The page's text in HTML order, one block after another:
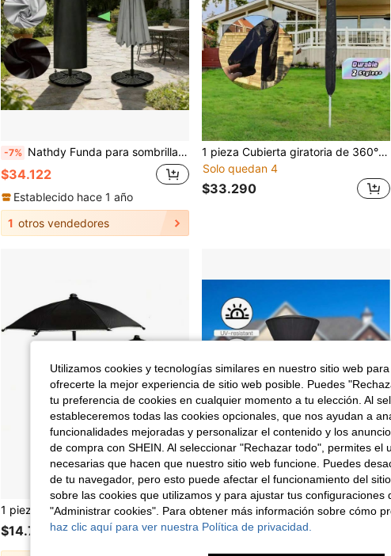
-7% Nathdy Funda para sombrilla de sol 210D negra impermeable con diseño de cremallera, a prueba de polvo, impermeable y resistente a los rayos UV, adecuada para 6 tamaños de sombrillas de sol para exteriores
$34.122
Establecido hace 1 año
1 otros vendedores
1 pieza Cubierta giratoria de 360° para tendedero impermeable - Protector de secadora con cremallera resistente a todas las condiciones climáticas y a los rayos UV, accesorio para tendedero y sombrilla de jardín
Solo quedan 4
$33.290
1 pieza Parasol plegable para teléfono + 1 pieza Clip - Un mini parasol que puede proteger tu teléfono de la luz solar y la lluvia durante actividades al aire libre, evitar el deslumbramiento y los reflejos al tomar fotos, fácil de usar sin suministro de energía
$14.790
-7%
Cubierta impermeable para calentador de patio de jardín, cubierta para calentador de terraza exterior, cubierta a prueba de polvo 210D 221cm*85cm*48cm
Solo quedan 3
Utilizamos cookies y tecnologías similares en nuestro sitio web
ofrecerte la mejor experiencia de sitio web posible. Puedes
tu preferencia de cookies en cualquier momento a tu elección. Al
estableceremos todas las cookies opcionales, que nos ayudan a
funcionalidades mejoradas y personalizar el contenido y los
de compra con SHEIN. Al seleccionar "Rechazar todo", permites el
necesarias que hacen que nuestro sitio web funcione. Puedes
de tu navegador, pero esto puede afectar el funcionamiento del
sobre las cookies que utilizamos y para ajustar tus configuraciones
"Administrar cookies". Para obtener más información sobre cómo
haz clic aquí para ver nuestra Política de privacidad.